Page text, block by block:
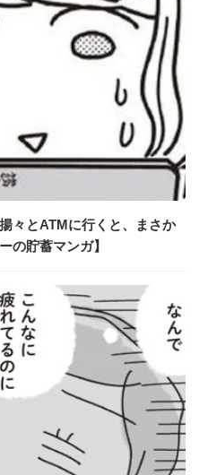
々とATMに行くと、まさか
の貯蓄マンガ】